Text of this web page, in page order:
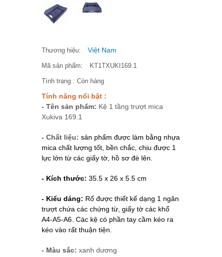
Thương hiệu: Việt Nam
Mã sản phẩm: KT1TXUKI169.1
Tình trạng : Còn hàng
Tính năng nổi bật :
- Tên sản phẩm: Kệ 1 tầng trượt mica
Xukiva 169.1
- Chất liệu: sản phẩm được làm bằng nhựa
mica chất lượng tốt, bền chắc, chịu được 1
lực lớn từ các giấy tờ, hồ sơ đè lên.
- Kích thước: 35.5 x 26 x 5.5 cm
- Kiểu dáng: Rổ được thiết kế dạng 1 ngăn
trượt chứa các chứng từ, giấy tờ các khổ
A4-A5-A6. Các kệ có phần tay cầm kéo ra
kéo vào rất thuận tiện.
- Màu sắc: xanh dương